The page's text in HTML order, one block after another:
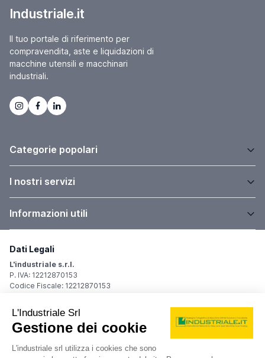
Industriale.it
Il tuo portale di riferimento per
compravendita, aste e liquidazioni di
macchine utensili e macchinari
industriali.
Categorie popolari
I nostri servizi
Informazioni utili
Dati Legali
L'industriale s.r.l.
P. IVA: 12212870153
Codice Fiscale: 12212870153
Sede Legale
Via Carlo Dolci, 32
20148 Milano (MI)
Italy